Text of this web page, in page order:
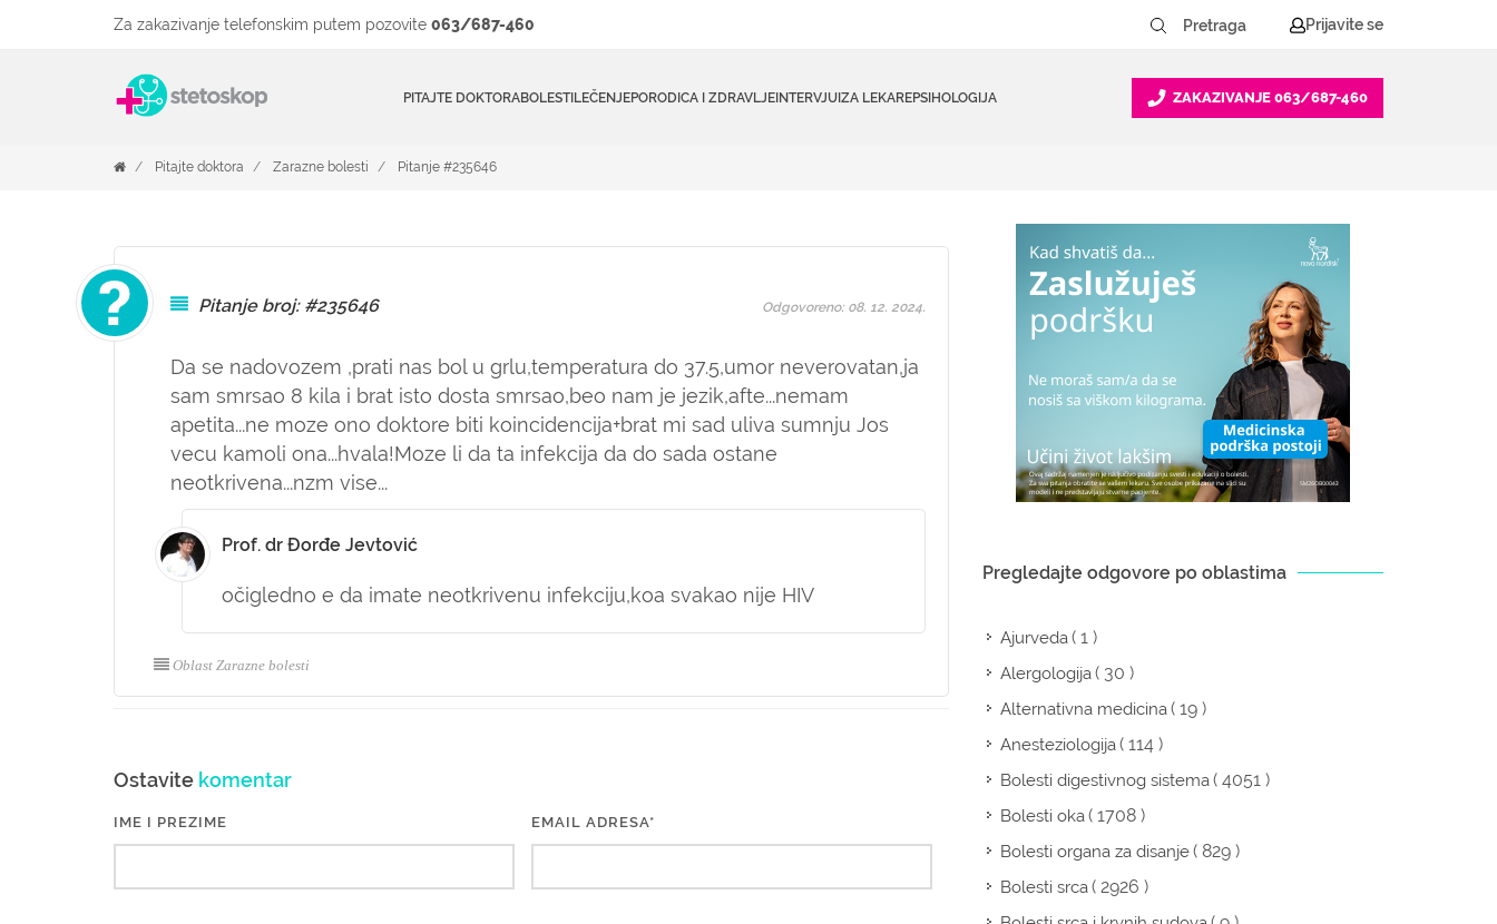
Za zakazivanje telefonskim putem pozovite 063/687-460 Prijavite se
PITAJTE DOKTORABOLESTILEČENJEPORODICA I ZDRAVLJEINTERVJUIZA LEKAREPSIHOLOGIJA ZAKAZIVANJE 063/687-460
Pitajte doktora Zarazne bolesti Pitanje #235646
Pitanje broj: #235646
Da se nadovozem ,prati nas bol u grlu,temperatura do 37.5,umor neverovatan,ja
sam smrsao 8 kila i brat isto dosta smrsao,beo nam je jezik,afte...nemam
apetita...ne moze ono doktore biti koincidencija+brat mi sad uliva sumnju Jos
vecu kamoli ona...hvala!Moze li da ta infekcija da do sada ostane
neotkrivena...nzm vise...
Odgovoreno: 08. 12. 2024.
Prof. dr Đorđe Jevtović
očigledno e da imate neotkrivenu infekciju,koa svakao nije HIV
Oblast Zarazne bolesti
Ostavite komentar
IME I PREZIME EMAIL ADRESA*
Pregledajte odgovore po oblastima
Ajurveda( 1 )
Alergologija( 30 )
Alternativna medicina( 19 )
Anesteziologija( 114 )
Bolesti digestivnog sistema( 4051 )
Bolesti oka( 1708 )
Bolesti organa za disanje( 829 )
Bolesti srca( 2926 )